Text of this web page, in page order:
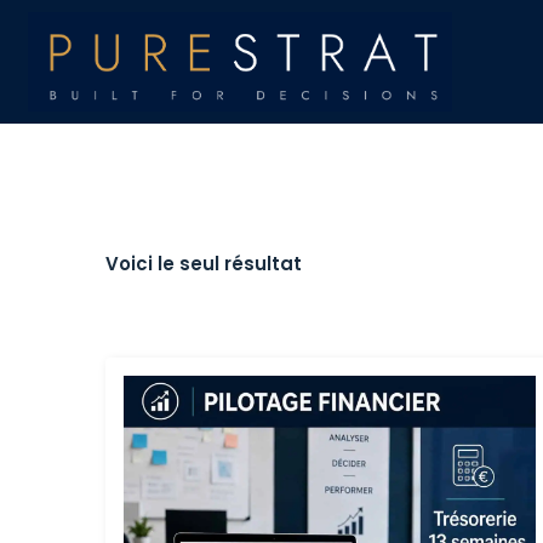
Voici le seul résultat